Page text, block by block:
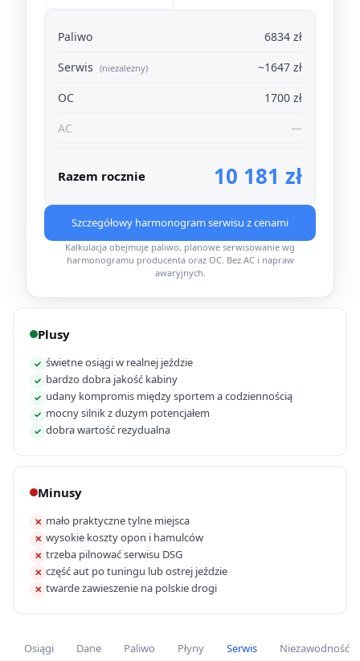
Paliwo
6834 zł
Serwis (niezależny)
~1647 zł
OC
1700 zł
AC
—
Razem rocznie 10 181 zł
Szczegółowy harmonogram serwisu z cenami
Kalkulacja obejmuje paliwo, planowe serwisowanie wg
harmonogramu producenta oraz OC. Bez AC i napraw
awaryjnych.
Plusy
✓ świetne osiągi w realnej jeździe
✓ bardzo dobra jakość kabiny
✓ udany kompromis między sportem a codziennością
✓ mocny silnik z dużym potencjałem
✓ dobra wartość rezydualna
Minusy
✕ mało praktyczne tylne miejsca
✕ wysokie koszty opon i hamulców
✕ trzeba pilnować serwisu DSG
✕ część aut po tuningu lub ostrej jeździe
✕ twarde zawieszenie na polskie drogi
Osiągi Dane Paliwo Płyny Serwis Niezawodność